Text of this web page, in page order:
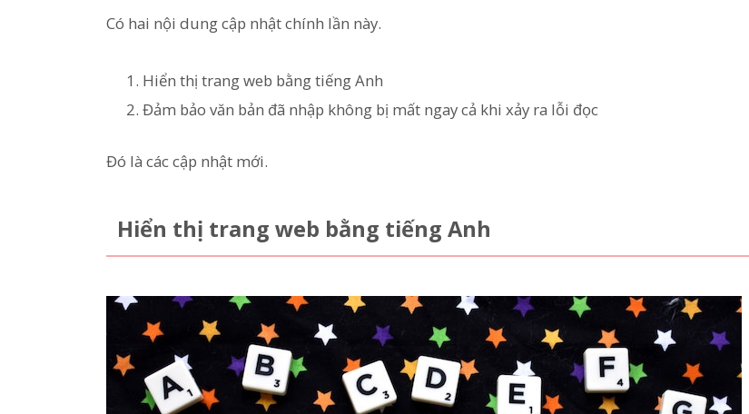
Có hai nội dung cập nhật chính lần này.
Hiển thị trang web bằng tiếng Anh
Đảm bảo văn bản đã nhập không bị mất ngay cả khi xảy ra lỗi đọc
Đó là các cập nhật mới.
Hiển thị trang web bằng tiếng Anh